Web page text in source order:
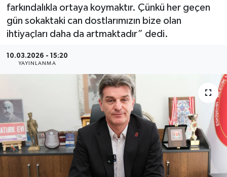
farkındalıkla ortaya koymaktır. Çünkü her geçen
gün sokaktaki can dostlarımızın bize olan
ihtiyaçları daha da artmaktadır” dedi.
10.03.2026 - 15:20
YAYINLANMA
Eskişehirspor
Genel
Gündem
Kültür Sanat
Magazin
Politika
Sağlık